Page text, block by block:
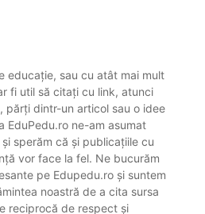
educație, sau cu atât mai mult
fi util să citați cu link, atunci
părți dintr-un articol sau o idee
EduPedu.ro ne-am asumat
sperăm că și publicațiile cu
vor face la fel. Ne bucurăm
pe Edupedu.ro și suntem
noastră de a cita sursa
reciprocă de respect și